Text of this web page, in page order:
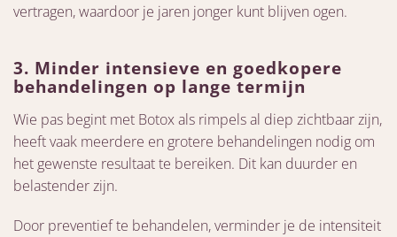
vertragen, waardoor je jaren jonger kunt blijven ogen.
3. Minder intensieve en goedkopere
behandelingen op lange termijn
Wie pas begint met Botox als rimpels al diep zichtbaar zijn,
heeft vaak meerdere en grotere behandelingen nodig om
het gewenste resultaat te bereiken. Dit kan duurder en
belastender zijn.
Door preventief te behandelen, verminder je de intensiteit